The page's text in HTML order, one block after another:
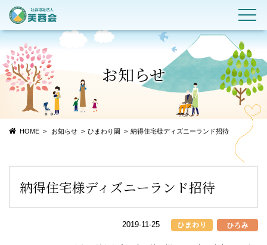
お知らせ
HOME お知らせ ひまわり園 納得住宅様ディズニーランド招待
納得住宅様ディズニーランド招待
2019-11-25